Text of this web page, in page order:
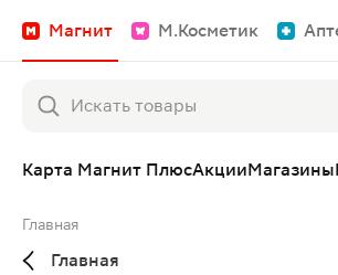
Магнит М.Косметик
Карта Магнит ПлюсАкцииМагазины
Главная
Главная